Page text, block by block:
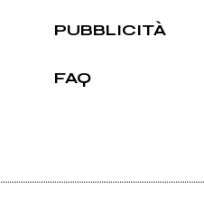
PUBBLICITÀ
FAQ